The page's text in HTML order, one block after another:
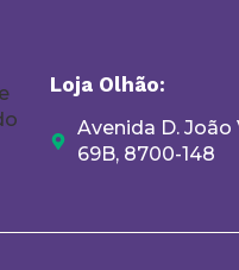
Loja Olhão:
Avenida D. João
69B, 8700-148